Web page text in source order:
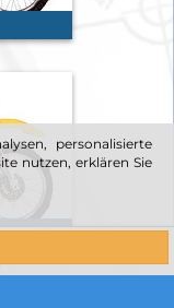
personalisierte
nutzen, erklären Sie